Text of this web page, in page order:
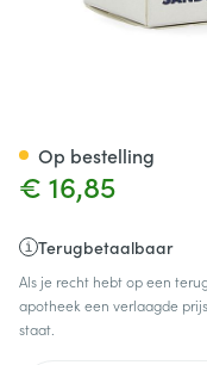
€ 16,85
Terugbetaalbaar
Als je recht hebt op een
apotheek een verlaagde
staat.
Op bestelling